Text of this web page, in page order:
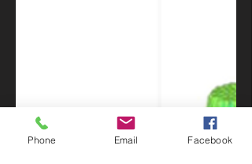
Phone Email Facebook